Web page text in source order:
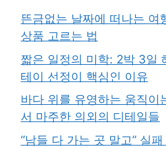
뜬금없는 날짜에 떠나는 여
상품 고르는 법
짧은 일정의 미학: 2박 3일
테이 선정이 핵심인 이유
바다 위를 유영하는 움직이
서 마주한 의외의 디테일들
“남들 다 가는 곳 말고” 실